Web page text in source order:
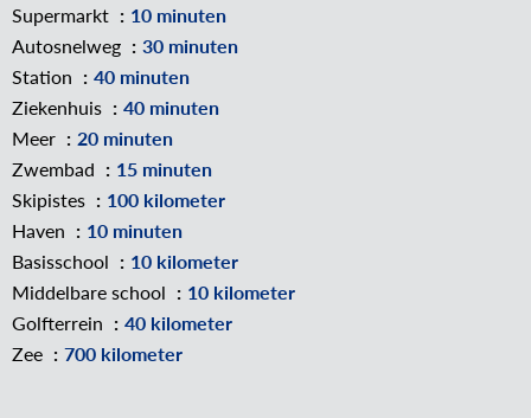
Supermarkt
10 minuten
Autosnelweg
30 minuten
Station
40 minuten
Ziekenhuis
40 minuten
Meer
20 minuten
Zwembad
15 minuten
Skipistes
100 kilometer
Haven
10 minuten
Basisschool
10 kilometer
Middelbare school
10 kilometer
Golfterrein
40 kilometer
Zee
700 kilometer